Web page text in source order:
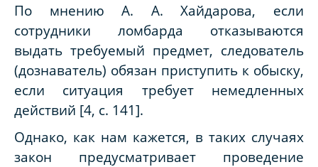
По мнению А. А. Хайдарова, если
сотрудники ломбарда отказываются
выдать требуемый предмет, следователь
(дознаватель) обязан приступить к обыску,
если ситуация требует немедленных
действий [4, с. 141].
Однако, как нам кажется, в таких случаях
закон предусматривает проведение